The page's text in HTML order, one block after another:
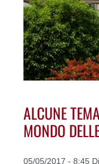
ALCUNE
MONDO
05/05/2017 - 8:45